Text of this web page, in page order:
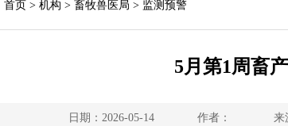
首页 > 机构 > 畜牧兽医局 > 监测预警
5月第1周畜
日期：2026-05-14 作者： 来